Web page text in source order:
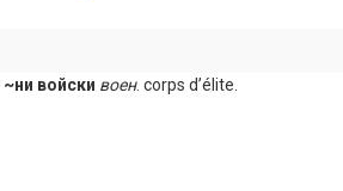
~ни войски воен. corps d’élite.